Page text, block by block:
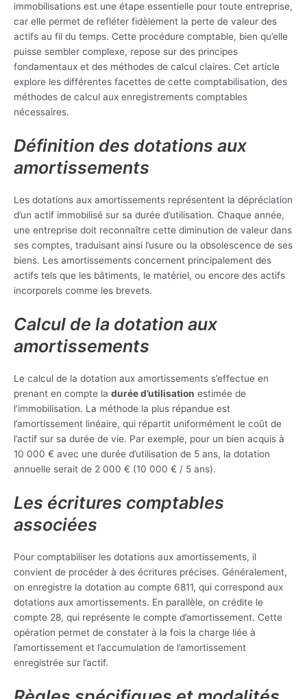
immobilisations est une étape essentielle pour toute entreprise,
car elle permet de refléter fidèlement la perte de valeur des
actifs au fil du temps. Cette procédure comptable, bien qu’elle
puisse sembler complexe, repose sur des principes
fondamentaux et des méthodes de calcul claires. Cet article
explore les différentes facettes de cette comptabilisation, des
méthodes de calcul aux enregistrements comptables
nécessaires.
Définition des dotations aux
amortissements
Les dotations aux amortissements représentent la dépréciation
d’un actif immobilisé sur sa durée d’utilisation. Chaque année,
une entreprise doit reconnaître cette diminution de valeur dans
ses comptes, traduisant ainsi l’usure ou la obsolescence de ses
biens. Les amortissements concernent principalement des
actifs tels que les bâtiments, le matériel, ou encore des actifs
incorporels comme les brevets.
Calcul de la dotation aux
amortissements
Le calcul de la dotation aux amortissements s’effectue en
prenant en compte la durée d’utilisation estimée de
l’immobilisation. La méthode la plus répandue est
l’amortissement linéaire, qui répartit uniformément le coût de
l’actif sur sa durée de vie. Par exemple, pour un bien acquis à
10 000 € avec une durée d’utilisation de 5 ans, la dotation
annuelle serait de 2 000 € (10 000 € / 5 ans).
Les écritures comptables
associées
Pour comptabiliser les dotations aux amortissements, il
convient de procéder à des écritures précises. Généralement,
on enregistre la dotation au compte 6811, qui correspond aux
dotations aux amortissements. En parallèle, on crédite le
compte 28, qui représente le compte d’amortissement. Cette
opération permet de constater à la fois la charge liée à
l’amortissement et l’accumulation de l’amortissement
enregistrée sur l’actif.